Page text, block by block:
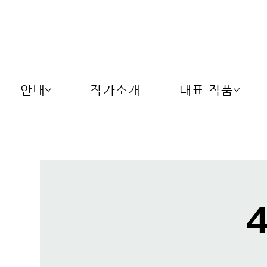
안내 작가소개 대표 작품